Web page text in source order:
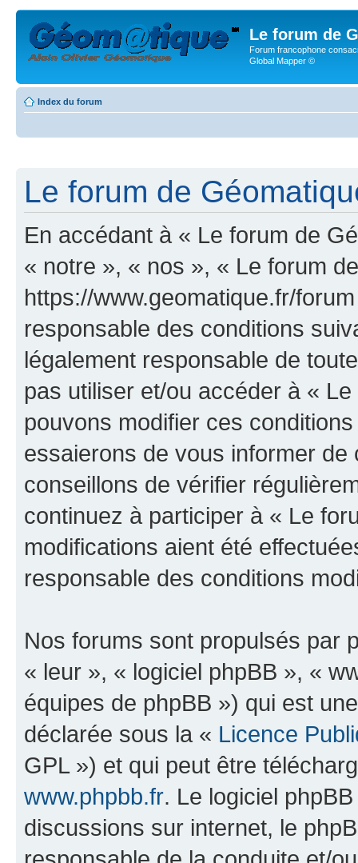
Le forum de
Forum francophone
Global Mapper ©
Index du forum
Le forum de
En accédant à « Le forum de
« notre », « nos », « Le forum
https://www.geomatique.fr/
responsable des conditions
légalement responsable de
pas utiliser et/ou accéder à «
pouvons modifier ces
essaierons de vous informer
conseillons de vérifier
continuez à participer à « Le
modifications aient été
responsable des conditions
Nos forums sont propulsés par
« leur », « logiciel phpBB », «
équipes de phpBB ») qui est
déclarée sous la « Licence
GPL ») et qui peut être
www.phpbb.fr. Le logiciel
discussions sur internet, le